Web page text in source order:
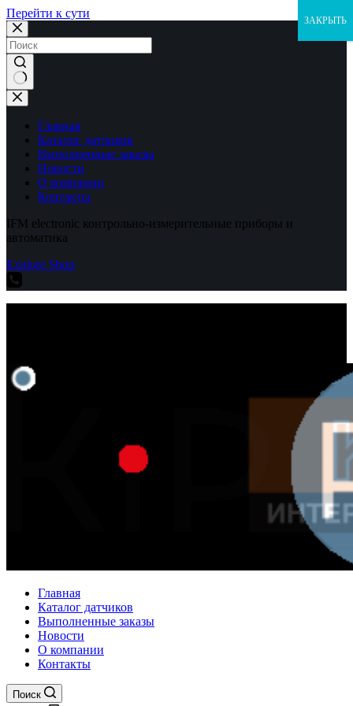
Перейти к сути
Ничего
не
найденоГлавная
Каталог датчиков
Выполненные заказы
Новости
О компании
Контакты
IFM electronic контрольно-измерительные приборы и
автоматика
Explore Shop
Главная
Каталог датчиков
Выполненные заказы
Новости
О компании
Контакты
Поиск
ЗАКРЫТЬ